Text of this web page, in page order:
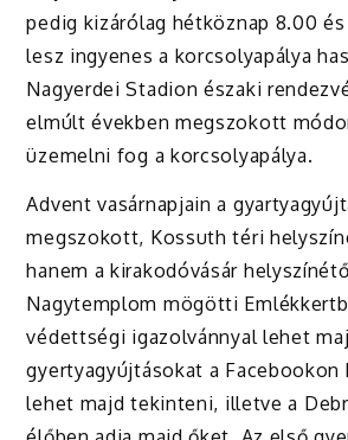
pedig kizárólag hétköznap 8.00
lesz ingyenes a korcsolyapálya
Nagyerdei Stadion északi
elmúlt években megszokott
üzemelni fog a korcsolyapálya.
Advent vasárnapjain a
megszokott, Kossuth téri
hanem a kirakodóvásár
Nagytemplom mögötti
védettségi igazolvánnyal lehet
gyertyagyújtásokat a Facebookon
lehet majd tekinteni, illetve a